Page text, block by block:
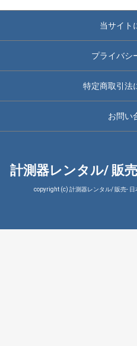
当サイト
プライバシ
特定商取引法
お問い
計測器レンタル/ 販
copyright (c) 計測器レンタル/ 販売-